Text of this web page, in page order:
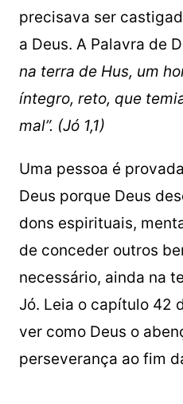
precisava ser
a Deus. A Palavra de
na terra de Hus, um
íntegro, reto, que
mal”. (Jó 1,1)
Uma pessoa é
Deus porque Deus
dons espirituais,
de conceder outros
necessário, ainda na
Jó. Leia o capítulo 42
ver como Deus o
perseverança ao fim